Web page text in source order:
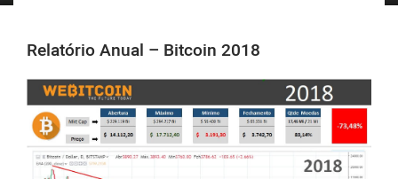
vietnamese
Relatório Anual – Bitcoin 2018